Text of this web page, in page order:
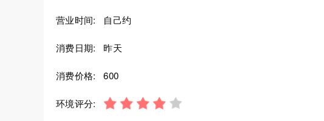
营业时间: 自己约
消费日期: 昨天
消费价格: 600
环境评分: